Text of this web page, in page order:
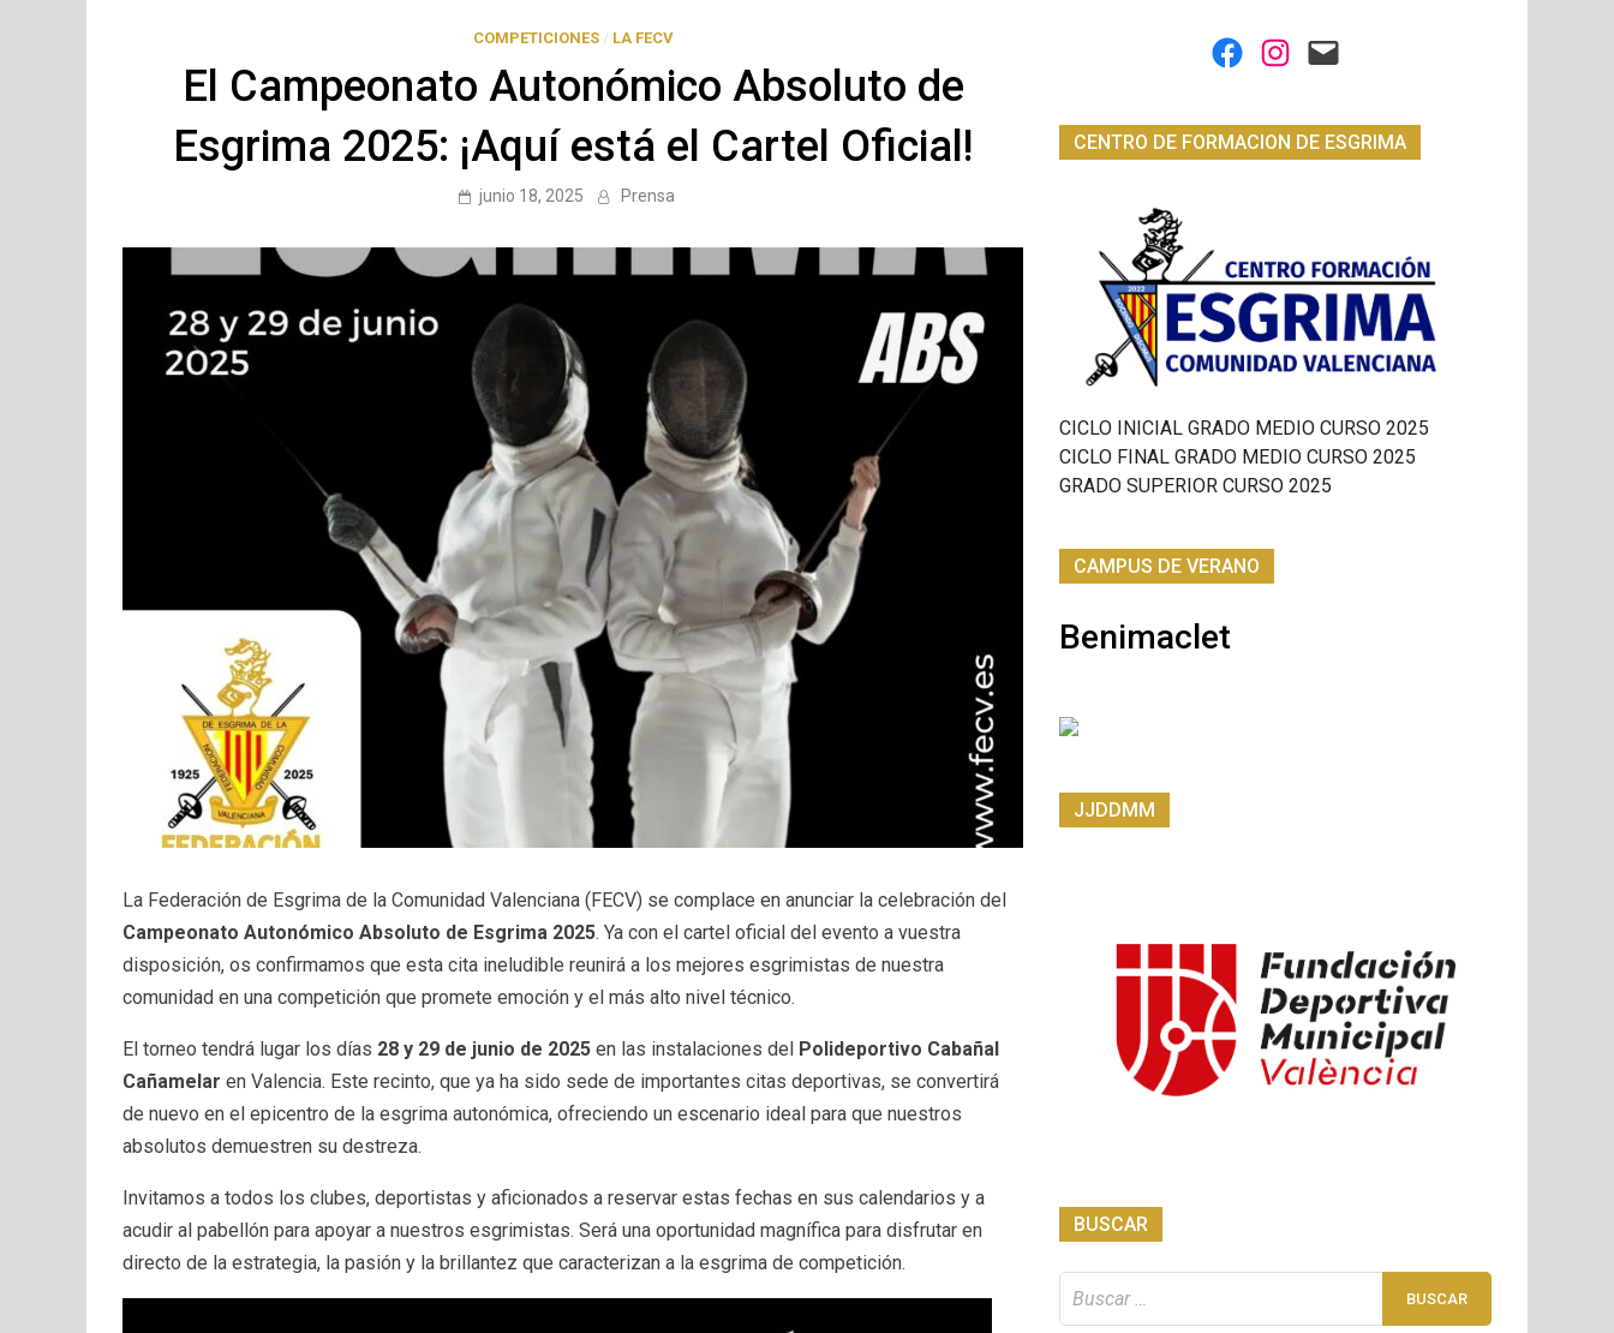
COMPETICIONES/ LA FECV
El Campeonato Autonómico Absoluto de
Esgrima 2025: ¡Aquí está el Cartel Oficial!
junio 18, 2025 Prensa
La Federación de Esgrima de la Comunidad Valenciana (FECV) se complace en anunciar la celebración del
Campeonato Autonómico Absoluto de Esgrima 2025. Ya con el cartel oficial del evento a vuestra
disposición, os confirmamos que esta cita ineludible reunirá a los mejores esgrimistas de nuestra
comunidad en una competición que promete emoción y el más alto nivel técnico.
El torneo tendrá lugar los días 28 y 29 de junio de 2025 en las instalaciones del
Polideportivo Cabañal
Cañamelar en Valencia. Este recinto, que ya ha sido sede de importantes citas deportivas, se convertirá
de nuevo en el epicentro de la esgrima autonómica, ofreciendo un escenario ideal para que nuestros
absolutos demuestren su destreza.
Invitamos a todos los clubes, deportistas y aficionados a reservar estas fechas en sus calendarios y a
acudir al pabellón para apoyar a nuestros esgrimistas. Será una oportunidad magnífica para disfrutar en
directo de la estrategia, la pasión y la brillantez que caracterizan a la esgrima de competición.
Facebook
Instagram
Mail
CENTRO DE FORMACION DE ESGRIMA
CICLO INICIAL GRADO MEDIO CURSO 2025
CICLO FINAL GRADO MEDIO CURSO 2025
GRADO SUPERIOR CURSO 2025
CAMPUS DE VERANO
Benimaclet
JJDDMM
BUSCAR